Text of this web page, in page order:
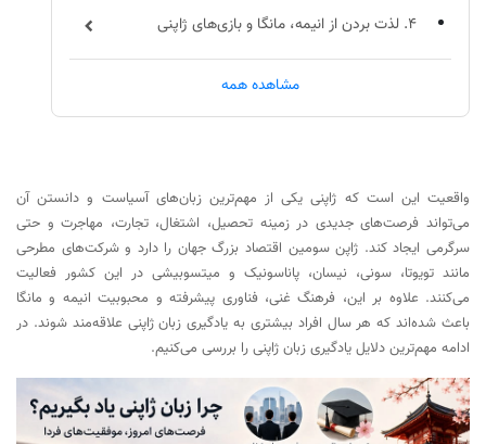
۴. لذت بردن از انیمه، مانگا و بازی‌های ژاپنی
6. ایجاد فرصت‌های تجاری و کسب‌وکار
8. تقویت مهارت‌های ذهنی و افزایش توانایی یادگیری
9. یادگیری زبان ژاپنی، یک مهارت ارزشمند برای آینده
مشاهده همه
واقعیت این است که ژاپنی یکی از مهم‌ترین زبان‌های آسیاست و دانستن آن
می‌تواند فرصت‌های جدیدی در زمینه تحصیل، اشتغال، تجارت، مهاجرت و حتی
سرگرمی ایجاد کند. ژاپن سومین اقتصاد بزرگ جهان را دارد و شرکت‌های مطرحی
مانند تویوتا، سونی، نیسان، پاناسونیک و میتسوبیشی در این کشور فعالیت
می‌کنند. علاوه بر این، فرهنگ غنی، فناوری پیشرفته و محبوبیت انیمه و مانگا
باعث شده‌اند که هر سال افراد بیشتری به یادگیری زبان ژاپنی علاقه‌مند شوند. در
ادامه مهم‌ترین دلایل یادگیری زبان ژاپنی را بررسی می‌کنیم.